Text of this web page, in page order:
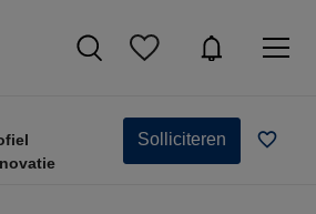
Solliciteren